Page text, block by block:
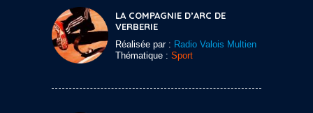
LA COMPAGNIE D’ARC DE
VERBERIE
Réalisée par : Radio Valois Multien
Thématique : Sport